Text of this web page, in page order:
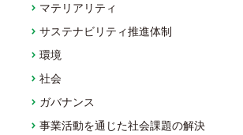
マテリアリティ
サステナビリティ推進体制
環境
社会
ガバナンス
事業活動を通じた社会課題の解決